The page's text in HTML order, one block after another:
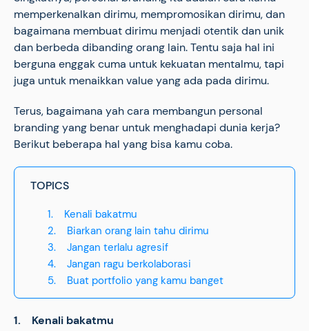
memperkenalkan dirimu, mempromosikan dirimu, dan
bagaimana membuat dirimu menjadi otentik dan unik
dan berbeda dibanding orang lain. Tentu saja hal ini
berguna enggak cuma untuk kekuatan mentalmu, tapi
juga untuk menaikkan value yang ada pada dirimu.
Terus, bagaimana yah cara membangun personal
branding yang benar untuk menghadapi dunia kerja?
Berikut beberapa hal yang bisa kamu coba.
TOPICS
1. Kenali bakatmu
2. Biarkan orang lain tahu dirimu
3. Jangan terlalu agresif
4. Jangan ragu berkolaborasi
5. Buat portfolio yang kamu banget
1. Kenali bakatmu